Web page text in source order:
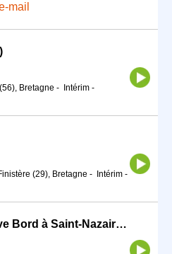
mail
Bretagne - Intérim -
(29), Bretagne - Intérim -
Aide Tuyauteur épreuve Bord à Saint-Nazaire (H/F)